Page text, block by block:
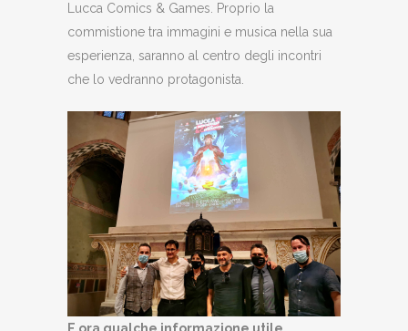
Lucca Comics & Games. Proprio la
commistione tra immagini e musica nella sua
esperienza, saranno al centro degli incontri
che lo vedranno protagonista.